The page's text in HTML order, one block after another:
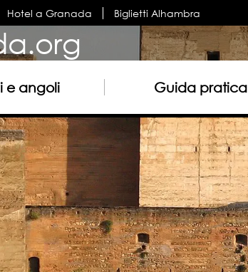
Hotel a Granada Biglietti Alhambra
e angoli Guida pratica